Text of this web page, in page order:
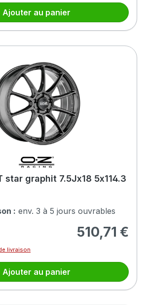
Ajouter au panier
star graphit 7.5Jx18 5x114.3
: env. 3 à 5 jours ouvrables
Prix régulier :
510,71 €
livraison
Ajouter au panier